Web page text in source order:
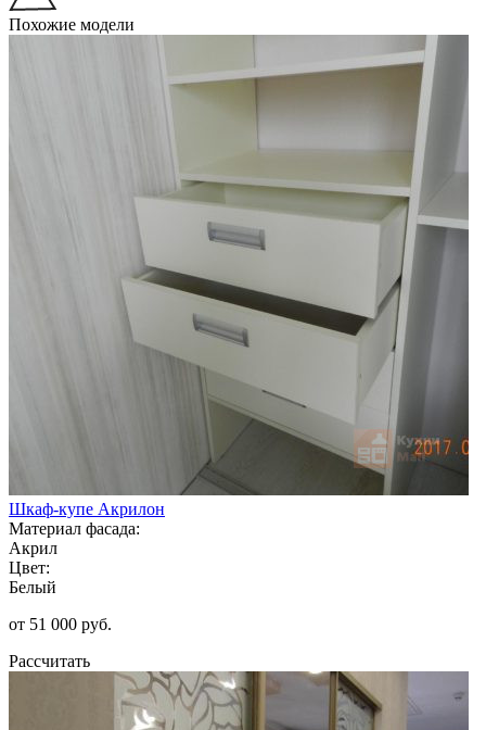
Похожие модели
Шкаф-купе Акрилон
Материал фасада:
Акрил
Цвет:
Белый
от 51 000 руб.
Рассчитать